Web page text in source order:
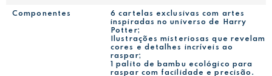
Componentes
6 cartelas exclusivas com artes
inspiradas no universo de Harry
Potter;
Ilustrações misteriosas que revelam
cores e detalhes incríveis ao
raspar;
1 palito de bambu ecológico para
raspar com facilidade e precisão.